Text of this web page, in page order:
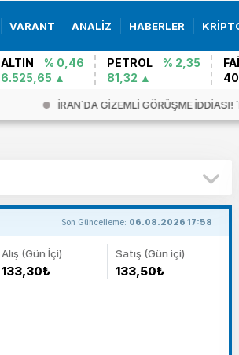
VARANT ANALİZ HABERLER
ALTIN
% 0,46
6.525,65
PETROL
% 2,35
81,32
İRAN`DA GİZEMLİ GÖRÜŞME İDDİASI!
Son Güncelleme: 06.08.2026 17:58
Alış (Gün İçi)
133,30₺
Satış (Gün içi)
133,50₺